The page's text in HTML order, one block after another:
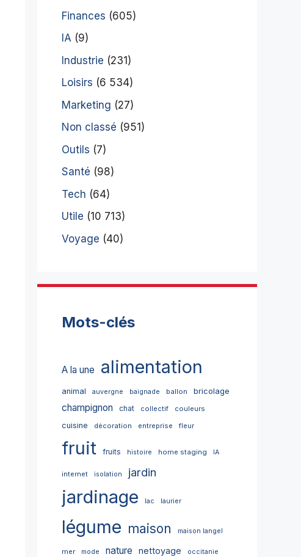
Finances (605)
IA (9)
Industrie (231)
Loisirs (6 534)
Marketing (27)
Non classé (951)
Outils (7)
Santé (98)
Tech (64)
Utile (10 713)
Voyage (40)
Mots-clés
A la une alimentation
animal auvergne baignade ballon bricolage
champignon chat collectif couleurs
cuisine décoration entreprise fleur
fruit fruits histoire home staging IA
internet isolation jardin
jardinage lac laurier
légume maison maison langel
mer mode nature nettoyage occitanie